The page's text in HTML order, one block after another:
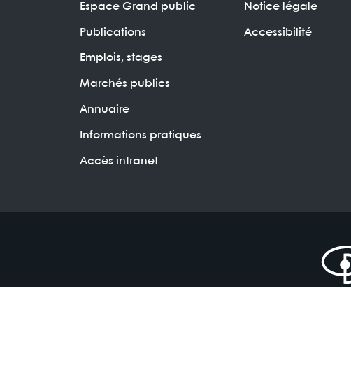
Espace Grand public
Publications
Emplois, stages
Marchés publics
Annuaire
Informations pratiques
Accès intranet
Notice légale
Accessibilité